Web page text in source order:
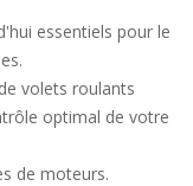
essentiels pour le
volets roulants
optimal de votre
de moteurs.